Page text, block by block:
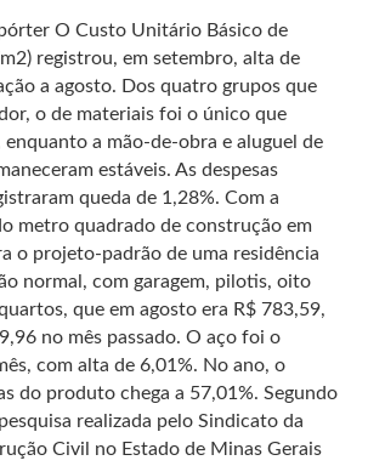
O Custo Unitário Básico de
registrou, em setembro, alta de
a agosto. Dos quatro grupos que
o de materiais foi o único que
enquanto a mão-de-obra e aluguel de
estáveis. As despesas
queda de 1,28%. Com a
metro quadrado de construção em
o projeto-padrão de uma residência
normal, com garagem, pilotis, oito
que em agosto era R$ 783,59,
no mês passado. O aço foi o
com alta de 6,01%. No ano, o
do produto chega a 57,01%. Segundo
realizada pelo Sindicato da
Civil no Estado de Minas Gerais